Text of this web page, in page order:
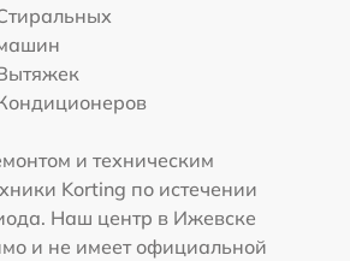
и техническим
Korting по истечении
Наш центр в Ижевске
и не имеет официальной